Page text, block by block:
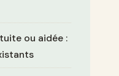
ou aidée :